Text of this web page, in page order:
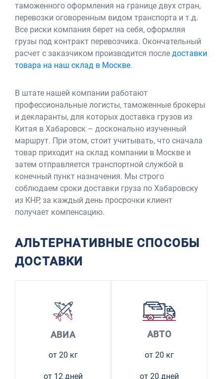
таможенного оформления на границе двух стран,
перевозки оговоренным видом транспорта и т.д.
Все риски компания берет на себя, оформляя
грузы под контракт перевозчика. Окончательный
расчет с заказчиком производится после доставки
товара на наш склад в Москве.
В штате нашей компании работают
профессиональные логисты, таможенные брокеры
и декларанты, для которых доставка грузов из
Китая в Хабаровск – досконально изученный
маршрут. При этом, стоит учитывать, что сначала
товар приходит на склад компании в Москве и
затем отправляется транспортной службой в
конечный пункт назначения. Мы строго
соблюдаем сроки доставки груза по Хабаровску
из КНР, за каждый день просрочки клиент
получает компенсацию.
АЛЬТЕРНАТИВНЫЕ СПОСОБЫ
ДОСТАВКИ
АВИА
от 20 кг
от 12 дней
АВТО
от 20 кг
от 20 дней